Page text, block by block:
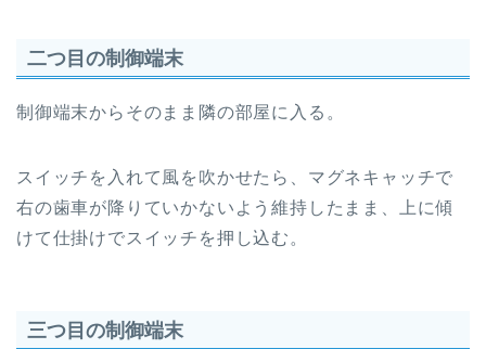
二つ目の制御端末
制御端末からそのまま隣の部屋に入る。
スイッチを入れて風を吹かせたら、マグネキャッチで
右の歯車が降りていかないよう維持したまま、上に傾
けて仕掛けでスイッチを押し込む。
三つ目の制御端末